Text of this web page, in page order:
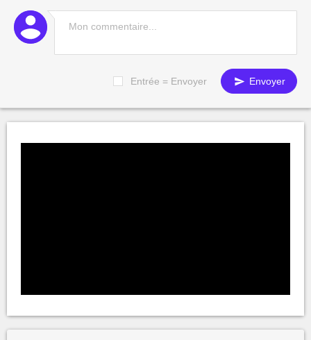
Entrée = Envoyer Envoyer